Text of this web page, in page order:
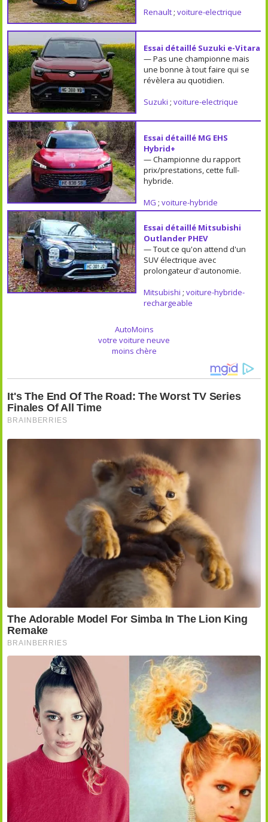
Renault; voiture-electrique
Essai détaillé Suzuki e-Vitara
— Pas une championne mais
une bonne à tout faire qui se
révèlera au quotidien.
Suzuki ; voiture-electrique
Essai détaillé MG EHS
Hybrid+
— Championne du rapport
prix/prestations, cette full-
hybride.
MG ; voiture-hybride
Essai détaillé Mitsubishi
Outlander PHEV
— Tout ce qu'on attend d'un
SUV électrique avec
prolongateur d'autonomie.
Mitsubishi ; voiture-hybride-
rechargeable
AutoMoins
votre voiture neuve
moins chère